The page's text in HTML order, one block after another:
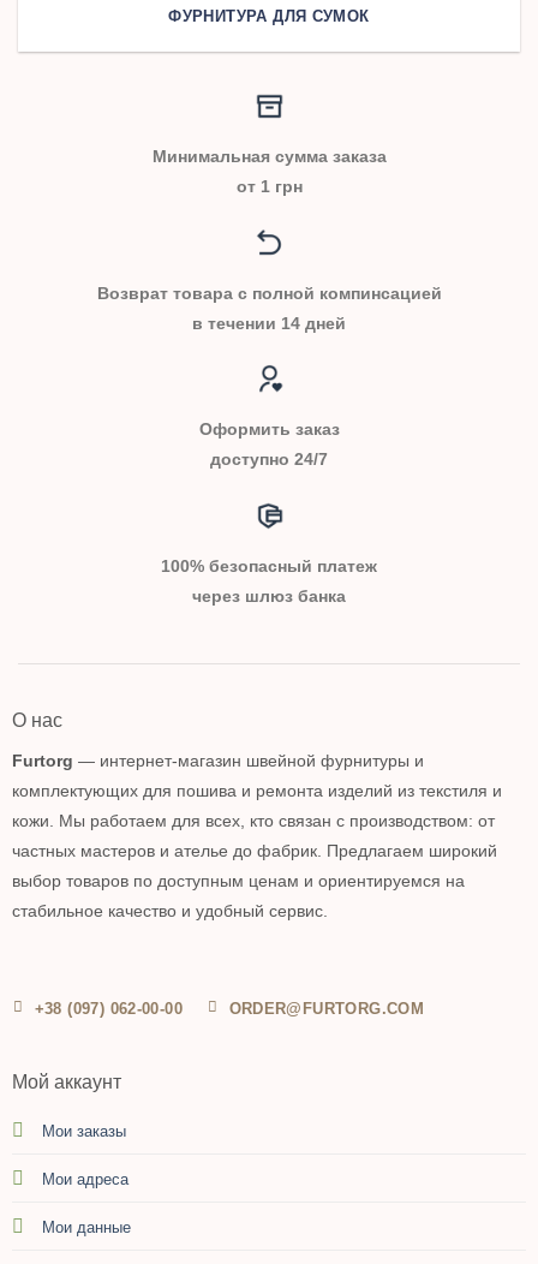
ФУРНИТУРА ДЛЯ СУМОК
Минимальная сумма заказа
от 1 грн
Возврат товара с полной компинсацией
в течении 14 дней
Оформить заказ
доступно 24/7
100% безопасный платеж
через шлюз банка
О нас
Furtorg — интернет-магазин швейной фурнитуры и
комплектующих для пошива и ремонта изделий из текстиля и
кожи. Мы работаем для всех, кто связан с производством: от
частных мастеров и ателье до фабрик. Предлагаем широкий
выбор товаров по доступным ценам и ориентируемся на
стабильное качество и удобный сервис.
+38 (097) 062-00-00 ORDER@FURTORG.COM
Мой аккаунт
Мои заказы
Мои адреса
Мои данные